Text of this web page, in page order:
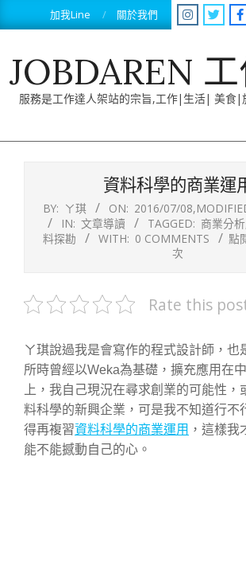
to
加我Line 關於我們
JOBDAREN
服務是工作達人架站的宗旨,工作|生活| 美食|
資料科學的商業運
BY: ㄚ琪 ON: 2016/07/08
IN: 文章導讀 TAGGED: 商業分析
料探勘
WITH: 0 COMMENTS
點
次
Rate this
ㄚ琪說過我是會寫作的程式設計師，也
所時曾經以Weka為基礎，擴充應用在
上，我自己現況在尋求創業的可能性，
料科學的新興企業，可是我不知道行不
得再複習資料科學的商業運用 ，這樣我
能不能撼動自己的心。